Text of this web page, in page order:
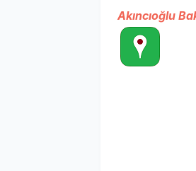
Akıncıoğlu